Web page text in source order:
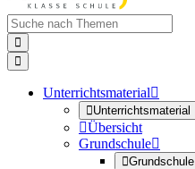


Unterrichtsmaterial
Unterrichtsmaterial
Übersicht
Grundschule
Grundschule